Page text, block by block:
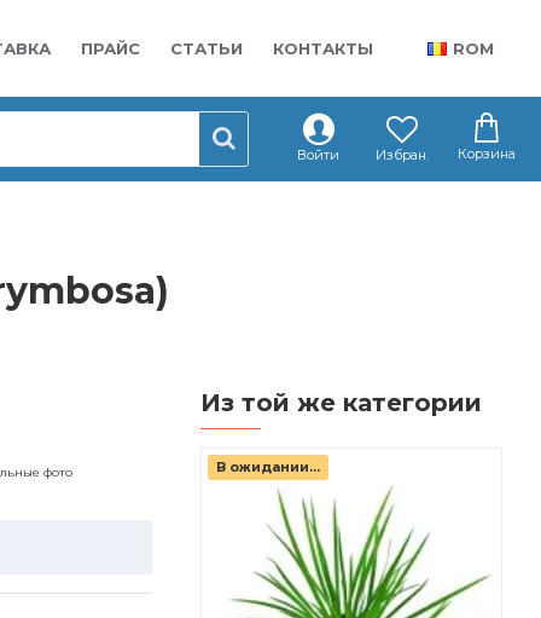
ПРАЙС СТАТЬИ КОНТАКТЫ ROM
Войти Избран. Корзина
фото
Из той же категории
В ожидании...